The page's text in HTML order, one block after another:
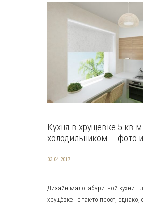
Кухня в хрущевке 5 кв
холодильником — фото
03.04.2017
Дизайн малогабаритной кухни
хрущёвке не так-то прост, однако,